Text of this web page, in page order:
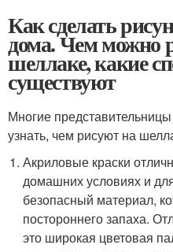
Как сделать
дома. Чем можно
шеллаке, какие
существуют
Многие
узнать, чем рисуют на
Акриловые краски
домашних условиях и
безопасный материал,
постороннего запаха.
это широкая цветовая